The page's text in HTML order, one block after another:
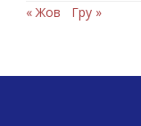
« Жов
Гру »